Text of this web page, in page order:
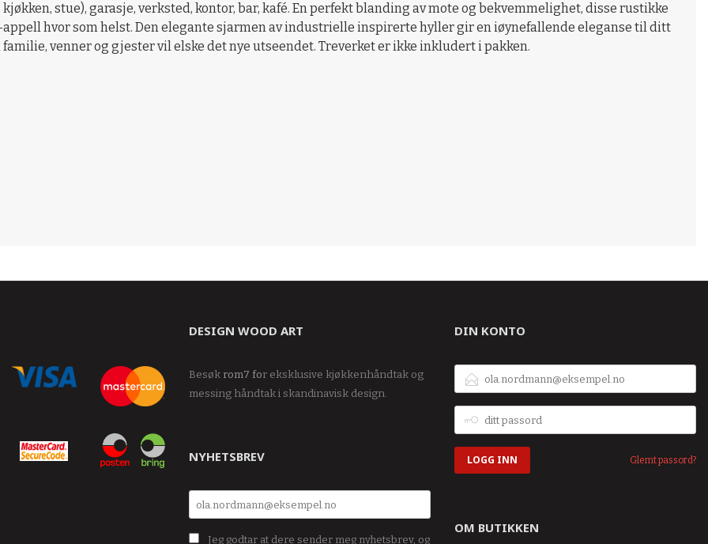
stue), garasje, verksted, kontor, bar, kafé. En perfekt blanding av mote og bekvemmelighet, disse rustikke
hvor som helst. Den elegante sjarmen av industrielle inspirerte hyller gir en iøynefallende eleganse til ditt
venner og gjester vil elske det nye utseendet. Treverket er ikke inkludert i pakken.
DESIGN WOOD ART
Besøk rom7 for eksklusive kjøkkenhåndtak og
messing håndtak i skandinavisk design.
NYHETSBREV
Jeg godtar at dere sender meg nyhetsbrev, og
DIN KONTO
E-
POSTADRESSE
DITT
PASSORD
Glemt passord?
OM BUTIKKEN